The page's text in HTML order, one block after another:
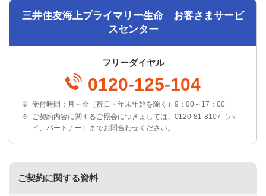
三井住友海上プライマリー生命 お客さまサービ
スセンター
フリーダイヤル
0120-125-104
※ 受付時間：月～金（祝日・年末年始を除く）9：00～17：00
※ ご契約内容に関するご照会につきましては、0120-81-8107（ハ
イ、パートナー）までお問合わせください。
ご契約に関する資料